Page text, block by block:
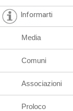
Informarti
Media
Comuni
Associazioni
Proloco